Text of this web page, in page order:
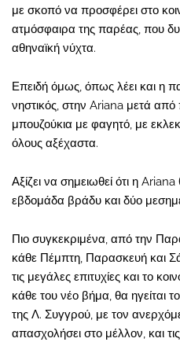
με σκοπό να προσφέρει στο
ατμόσφαιρα της παρέας, που
αθηναϊκή νύχτα.
Επειδή όμως, όπως λέει και η
νηστικός, στην Ariana μετά
μπουζούκια με φαγητό, με
όλους αξέχαστα.
Αξίζει να σημειωθεί ότι η Ariana
εβδομάδα βράδυ και δύο
Πιο συγκεκριμένα, από την
κάθε Πέμπτη, Παρασκευή και
τις μεγάλες επιτυχίες και το
κάθε του νέο βήμα, θα ηγείται
της Λ. Συγγρού, με τον
απασχολήσει στο μέλλον, και